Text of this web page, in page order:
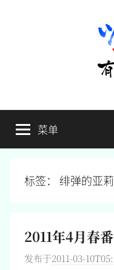
有
槽
必
槽，
毋
菜单
标签： 绯弹的亚
2011年4月春
发布于2011-03-